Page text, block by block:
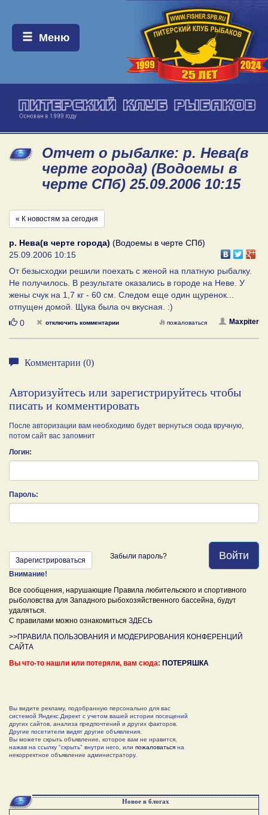
Меню:
Меню
Отчет о рыбалке: р. Нева(в
черте города) (Водоемы в
черте СПб) 25.09.2006 10:15
« К новостям за сегодня
р. Нева(в черте города) (Водоемы в черте СПб)
25.09.2006 10:15
От безысходки решили поехать с женой на платную рыбалку.
Не получилось. В результате оказались в городе на Неве. У
жены счук на 1,7 кг - 60 см. Следом еще один щуренок...
отпущен домой. Щука была оч вкусная. :)
Нравится
0 отключить комментарии Maxpiter
пожаловаться
Комментарии (0)
Авторизуйтесь или зарегистрируйтесь чтобы
писать и комментировать
После авторизации вам необходимо будет вернуться сюда вручную,
потом сайт вас запомнит
Логин:
Пароль:
Войти
Зарегистрироваться Забыли пароль?
Внимание!
Все сообщения, нарушающие Правила любительского и спортивного
рыболовства для Западного рыбохозяйственного бассейна, будут
удаляться.
С правилами можно ознакомиться ЗДЕСЬ
>>ПРАВИЛА ПОЛЬЗОВАНИЯ И МОДЕРИРОВАНИЯ КОНФЕРЕНЦИЙ
САЙТА
Вы что-то нашли или потеряли, вам сюда: ПОТЕРЯШКА
Вы видите рекламу, подобранную персонально для вас
системой Яндекс.Директ с учетом вашей истории посещений
других сайтов, анализа предпочтений и других факторов.
Другие посетители видят другие объявления.
Вы можете скрыть объявление, которое вам не нравится,
нажав на ссылку "скрыть" внутри него, или пожаловаться на
некорректное объявление администратору.
Новое в блогах